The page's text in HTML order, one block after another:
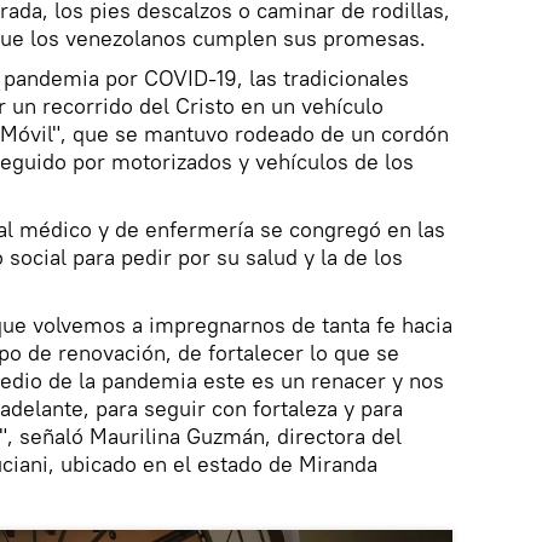
los pies descalzos o caminar de rodillas,
los venezolanos cumplen sus promesas.
por COVID-19, las tradicionales
un recorrido del Cristo en un vehículo
que se mantuvo rodeado de un cordón
por motorizados y vehículos de los
médico y de enfermería se congregó en las
para pedir por su salud y la de los
volvemos a impregnarnos de tanta fe hacia
de renovación, de fortalecer lo que se
de la pandemia este es un renacer y nos
para seguir con fortaleza y para
señaló Maurilina Guzmán, directora del
ubicado en el estado de Miranda